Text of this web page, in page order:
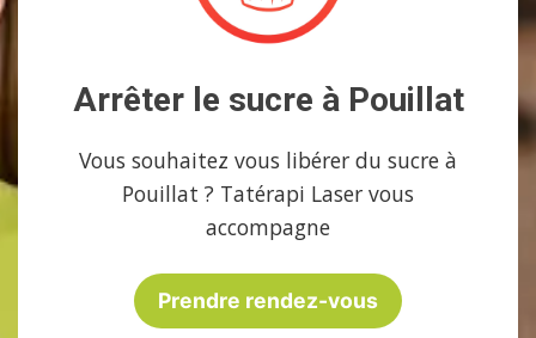
Arrêter le sucre à Pouillat
Vous souhaitez vous libérer du sucre à
Pouillat ? Tatérapi Laser vous
accompagne
Prendre rendez-vous